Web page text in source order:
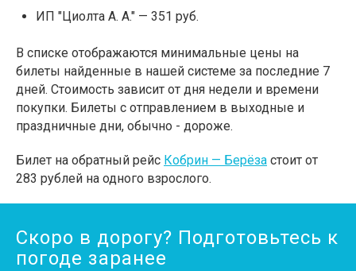
ИП "Циолта А. А." — 351 руб.
В списке отображаются минимальные цены на
билеты найденные в нашей системе за последние 7
дней. Стоимость зависит от дня недели и времени
покупки. Билеты с отправлением в выходные и
праздничные дни, обычно - дороже.
Билет на обратный рейс Кобрин — Берёза стоит от
283 рублей на одного взрослого.
Скоро в дорогу? Подготовьтесь к
погоде заранее